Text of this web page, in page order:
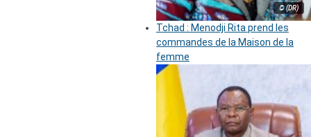
© (DR)
Tchad : Menodji Rita prend les
commandes de la Maison de la
femme